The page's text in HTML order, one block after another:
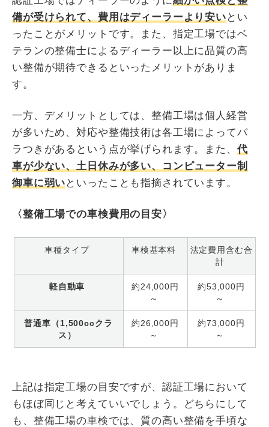
備が受けられて、費用はディーラーより安い とい
ったことがメリットです。また、指定工場ではベ
テランの整備士によるディーラー以上に品質の高
い整備が期待できるといったメリットがありま
す。
一方、デメリットとしては、整備工場は個人経営
が多いため、対応や整備技術は各工場によってバ
ラつきがあるという点が挙げられます。また、 代
車が少ない、土日休みが多い、コンピューター制
御車に弱い といったことも指摘されています。
〈整備工場での車検費用の目安〉
車種タイプ 車検基本料
法定費用含む合
計
軽自動車
約24,000円
～
約53,000円
～
普通車（1,500ccクラ
ス）
約26,000円
～
約73,000円
～
上記は指定工場の目安ですが、認証工場において
もほぼ同じと考えていいでしょう。どちらにして
も、整備工場の車検では、質の高い整備を手頃な